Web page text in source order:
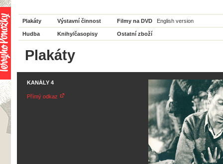
Plakáty Výstavní činnost Filmy na DVD English version
Hudba Knihy/časopisy Ostatní zboží
Plakáty
KANÁLY 4
Přímý odkaz